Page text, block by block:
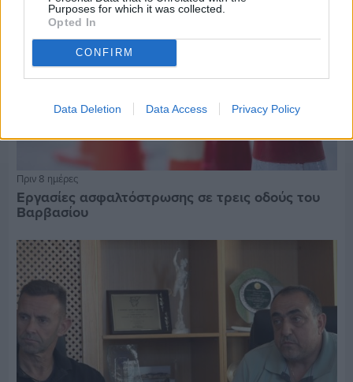
Purposes for which it was collected.
Opted In
CONFIRM
Data Deletion Data Access Privacy Policy
Πριν 8 ημέρες
Εργασίες ασφαλτόστρωσης σε τρεις οδούς του
Βαρβασίου